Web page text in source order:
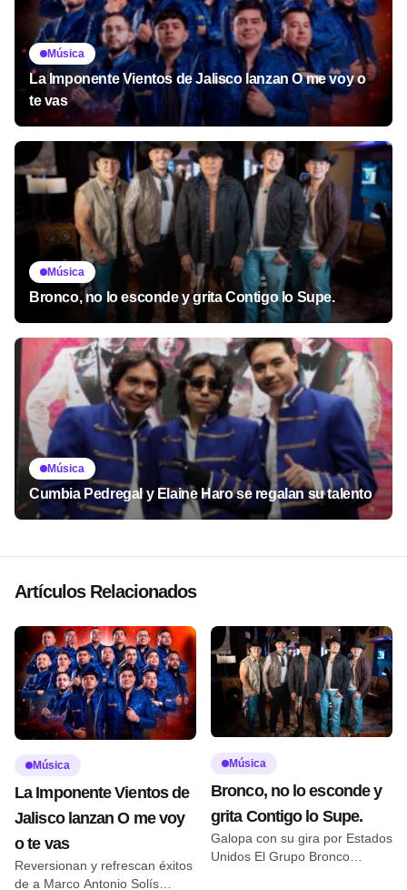
Música
La Imponente Vientos de Jalisco lanzan O me voy o
te vas
Música
Bronco, no lo esconde y grita Contigo lo Supe.
Música
Cumbia Pedregal y Elaine Haro se regalan su talento
Artículos Relacionados
Música
La Imponente Vientos de
Jalisco lanzan O me voy
o te vas
Reversionan y refrescan éxitos
de a Marco Antonio Solís
Música
Bronco, no lo esconde y
grita Contigo lo Supe.
Galopa con su gira por Estados
Unidos El Grupo Bronco